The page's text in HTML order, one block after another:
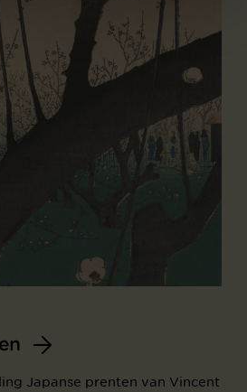
Japanse prenten van Vincent